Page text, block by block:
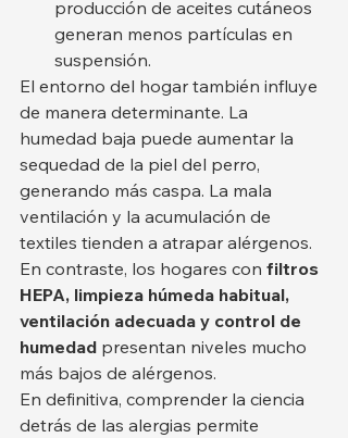
producción de aceites cutáneos
generan menos partículas en
suspensión.
El entorno del hogar también influye
de manera determinante. La
humedad baja puede aumentar la
sequedad de la piel del perro,
generando más caspa. La mala
ventilación y la acumulación de
textiles tienden a atrapar alérgenos.
En contraste, los hogares con filtros
HEPA, limpieza húmeda habitual,
ventilación adecuada y control de
humedad presentan niveles mucho
más bajos de alérgenos.
En definitiva, comprender la ciencia
detrás de las alergias permite